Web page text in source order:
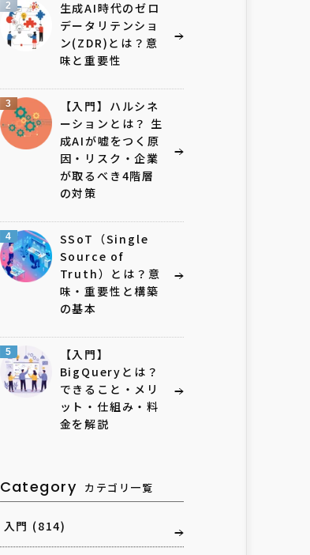
2
生成AI時代のゼロ
データリテンショ
ン(ZDR)とは？意
味と重要性
3
【入門】ハルシネ
ーションとは？ 生
成AIが嘘をつく原
因・リスク・企業
が取るべき4階層
の対策
4
SSoT（Single
Source of
Truth）とは？意
味・重要性と構築
の基本
5
【入門】
BigQueryとは？
できること・メリ
ット・仕組み・料
金を解説
Category カテゴリ一覧
入門 (814)